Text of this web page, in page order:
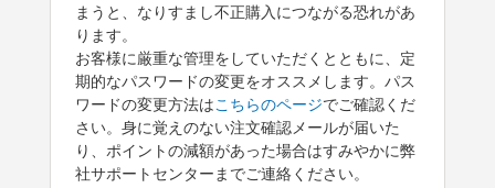
まうと、なりすまし不正購入につながる恐れがあ
ります。
お客様に厳重な管理をしていただくとともに、定
期的なパスワードの変更をオススメします。パス
ワードの変更方法はこちらのページでご確認くだ
さい。身に覚えのない注文確認メールが届いた
り、ポイントの減額があった場合はすみやかに弊
社サポートセンターまでご連絡ください。